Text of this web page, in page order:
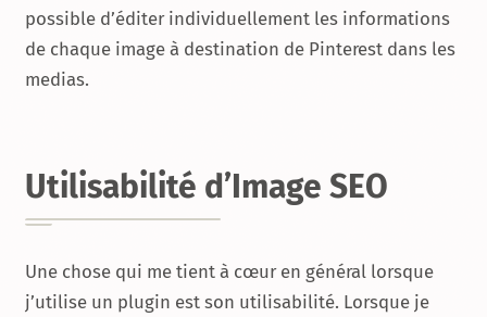
possible d’éditer individuellement les informations
de chaque image à destination de Pinterest dans les
medias.
Utilisabilité d’Image SEO
Une chose qui me tient à cœur en général lorsque
j’utilise un plugin est son utilisabilité. Lorsque je